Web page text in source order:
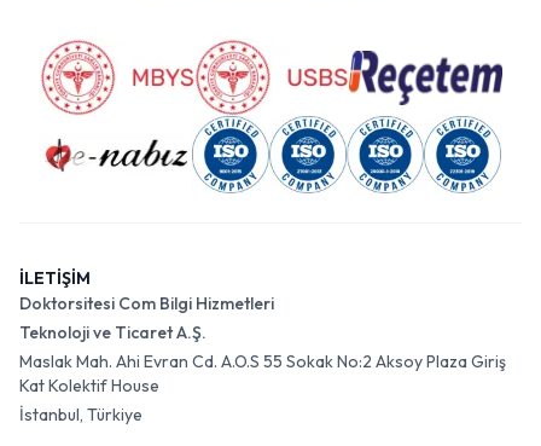
İLETİŞİM
Doktorsitesi Com Bilgi Hizmetleri
Teknoloji ve Ticaret A.Ş.
Maslak Mah. Ahi Evran Cd. A.O.S 55 Sokak No:2 Aksoy Plaza Giriş
Kat Kolektif House
İstanbul, Türkiye